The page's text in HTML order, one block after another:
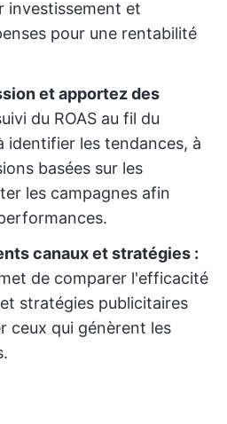
investissement et
pour une rentabilité
et apportez des
du ROAS au fil du
identifier les tendances, à
basées sur les
les campagnes afin
canaux et stratégies :
de comparer l'efficacité
stratégies publicitaires
ceux qui génèrent les